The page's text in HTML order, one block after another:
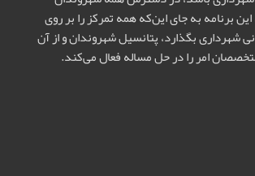
برنامه به جای این‌که همه تمرکز را بر روی
شهرداری بگذارد، پتانسیل شهروندان و از آن
امر را در حل مساله فعال می‌کند.